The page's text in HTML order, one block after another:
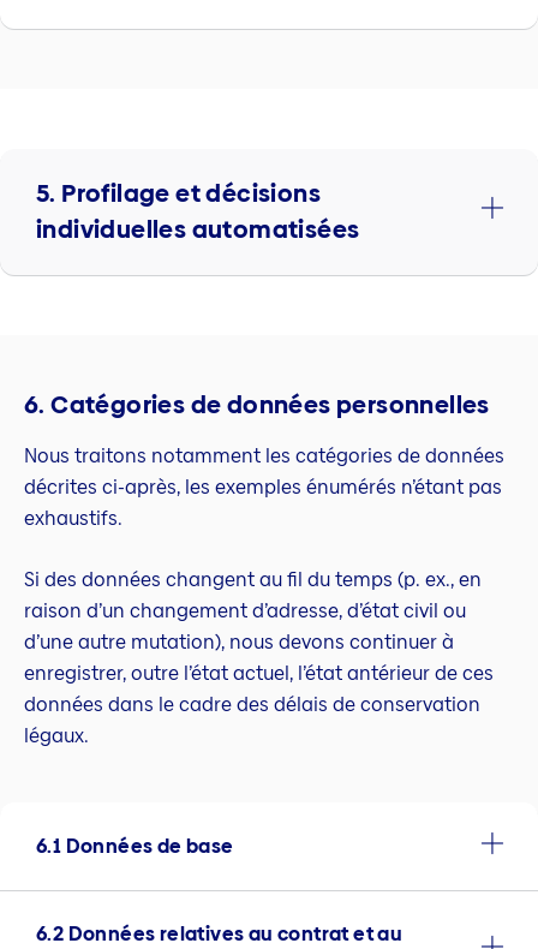
5. Profilage et décisions
individuelles automatisées
6. Catégories de données personnelles
Nous traitons notamment les catégories de données
décrites ci-après, les exemples énumérés n’étant pas
exhaustifs.
Si des données changent au fil du temps (p. ex., en
raison d’un changement d’adresse, d’état civil ou
d’une autre mutation), nous devons continuer à
enregistrer, outre l’état actuel, l’état antérieur de ces
données dans le cadre des délais de conservation
légaux.
6.1 Données de base
6.2 Données relatives au contrat et au